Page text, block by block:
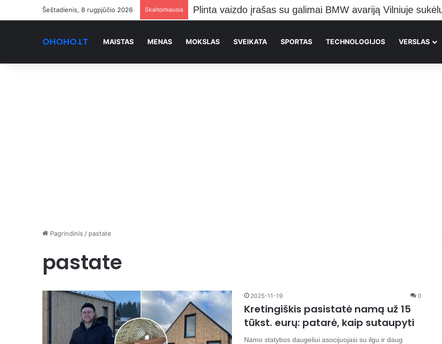
Šeštadienis, 8 rugpjūčio 2026 Skaitomiausia
OHOHO.LT MAISTAS MENAS MOKSLAS SVEIKATA SPORTAS TECHNOLOGIJOS VERSLAS
Pagrindinis / pastate
pastate
2025-11-19 0
Kretingiškis pasistatė namą už 15
tūkst. eurų: patarė, kaip sutaupyti
Namo statybos daugeliui asocijuojasi su ilgu ir daug